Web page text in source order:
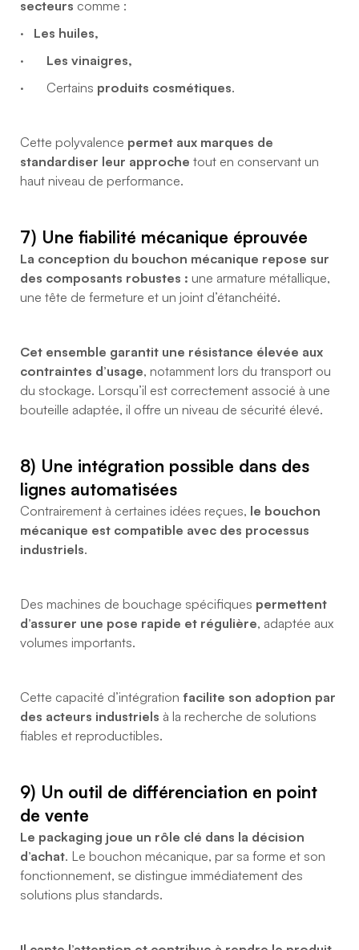
secteurs comme :
· Les huiles,
· Les vinaigres,
· Certains produits cosmétiques.
Cette polyvalence permet aux marques de
standardiser leur approche tout en conservant un
haut niveau de performance.
7) Une fiabilité mécanique éprouvée
La conception du bouchon mécanique repose sur
des composants robustes : une armature métallique,
une tête de fermeture et un joint d’étanchéité.
Cet ensemble garantit une résistance élevée aux
contraintes d’usage, notamment lors du transport ou
du stockage. Lorsqu’il est correctement associé à une
bouteille adaptée, il offre un niveau de sécurité élevé.
8) Une intégration possible dans des
lignes automatisées
Contrairement à certaines idées reçues, le bouchon
mécanique est compatible avec des processus
industriels.
Des machines de bouchage spécifiques permettent
d’assurer une pose rapide et régulière, adaptée aux
volumes importants.
Cette capacité d’intégration facilite son adoption par
des acteurs industriels à la recherche de solutions
fiables et reproductibles.
9) Un outil de différenciation en point
de vente
Le packaging joue un rôle clé dans la décision
d’achat. Le bouchon mécanique, par sa forme et son
fonctionnement, se distingue immédiatement des
solutions plus standards.